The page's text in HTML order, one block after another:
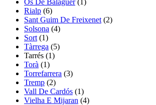
Rialp (6)
Sant Guim De Freixenet (2)
Solsona (4)
Sort (1)
Tàrrega (5)
Tarrés (1)
Torà (1)
Torrefarrera (3)
Tremp (2)
Vall De Cardós (1)
Vielha E Mijaran (4)